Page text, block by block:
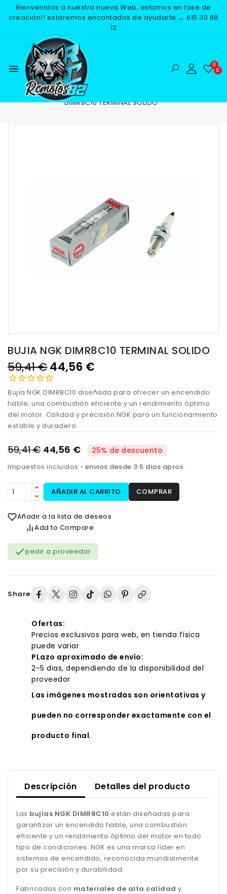
Bienvenidos a nuestra nueva Web, estamos en fase de
creación!! estaremos encantados de ayudarte → 615 30 88
12
menu
Inicio RECAMBIOS
DIMR8C10 TERMINAL SOLIDO
BUJIA NGK DIMR8C10 TERMINAL SOLIDO
59,41 €44,56 €
Bujía NGK DIMR8C10 diseñada para ofrecer un encendido
fiable, una combustión eficiente y un rendimiento óptimo
del motor. Calidad y precisión NGK para un funcionamiento
estable y duradero.
59,41 € 44,56 € 25% de descuento
Impuestos incluidos envios desde 3 5 dias aprox.
AÑADIR AL CARRITO COMPRAR
Añadir a la lista de deseos
Add to Compare
pedir a proveedor
Share
Ofertas:
Precios exclusivos para web, en tienda física
puede variar
PLazo aproximado de envío:
2-5 dias, dependiendo de la disponibilidad del
proveedor
Las imágenes mostradas son orientativas y
pueden no corresponder exactamente con el
producto final.
Descripción Detalles del producto
Las bujías NGK DIMR8C10 están diseñadas para
garantizar un encendido fiable, una combustión
eficiente y un rendimiento óptimo del motor en todo
tipo de condiciones. NGK es una marca líder en
sistemas de encendido, reconocida mundialmente
por su precisión y durabilidad.
Fabricadas con materiales de alta calidad y